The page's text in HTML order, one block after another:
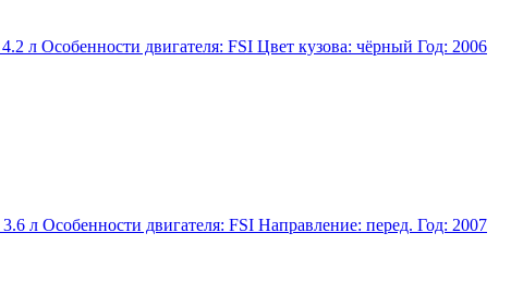
л Особенности двигателя: FSI Цвет кузова: чёрный Год: 2006
л Особенности двигателя: FSI Направление: перед. Год: 2007